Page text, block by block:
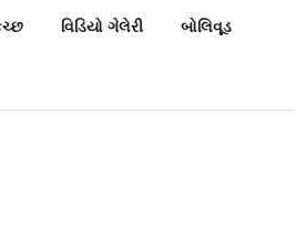
વિડિયો ગેલેરી બોલિવૂડ